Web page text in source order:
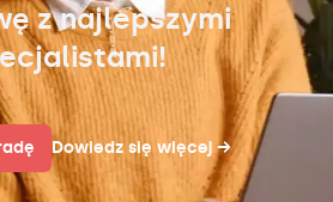
z najlepszymi
Dowiedz się więcej →